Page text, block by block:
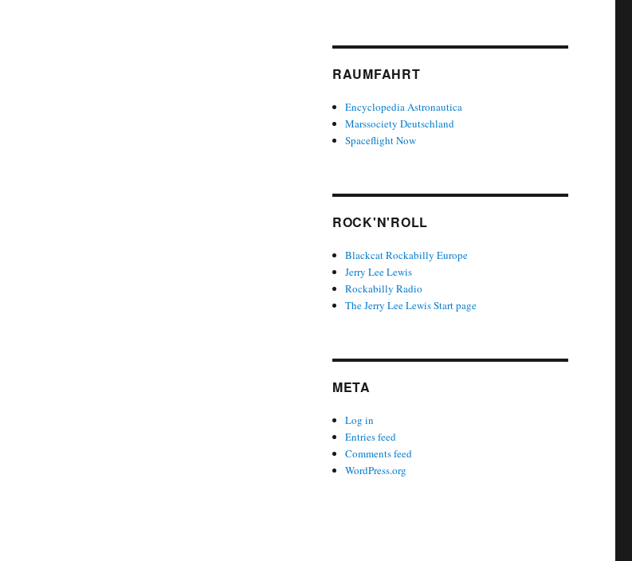
RAUMFAHRT
Encyclopedia Astronautica
Marssociety Deutschland
Spaceflight Now
ROCK'N'ROLL
Blackcat Rockabilly Europe
Jerry Lee Lewis
Rockabilly Radio
The Jerry Lee Lewis Start page
META
Log in
Entries feed
Comments feed
WordPress.org